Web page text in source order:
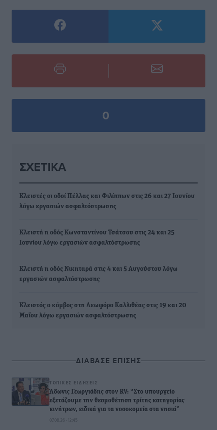
0
ΣΧΕΤΙΚΆ
Κλειστές οι οδοί Πέλλας και Φιλίππων στις 26 και 27 Ιουνίου
λόγω εργασιών ασφαλτόστρωσης
Κλειστή η οδός Κωνσταντίνου Τσάτσου στις 24 και 25
Ιουνίου λόγω εργασιών ασφαλτόστρωσης
Κλειστή η οδός Νικηταρά στις 4 και 5 Αυγούστου λόγω
εργασιών ασφαλτόστρωσης
Κλειστός ο κόμβος στη Λεωφόρο Καλλιθέας στις 19 και 20
Μαΐου λόγω εργασιών ασφαλτόστρωσης
ΔΙΑΒΑΣΕ ΕΠΙΣΗΣ
ΤΟΠΙΚΈΣ ΕΙΔΉΣΕΙΣ
Άδωνις Γεωργιάδης στον RV: “Στο υπουργείο
εξετάζουμε την θεσμοθέτηση τρίτης κατηγορίας
κινήτρων, ειδικά για τα νοσοκομεία στα νησιά”
07.08.26 · 12:45